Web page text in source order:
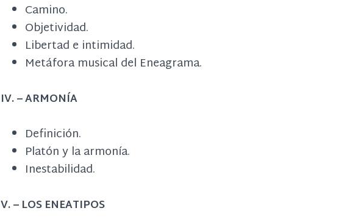
Camino.
Objetividad.
Libertad e intimidad.
Metáfora musical del Eneagrama.
IV. – ARMONÍA
Definición.
Platón y la armonía.
Inestabilidad.
V. – LOS ENEATIPOS